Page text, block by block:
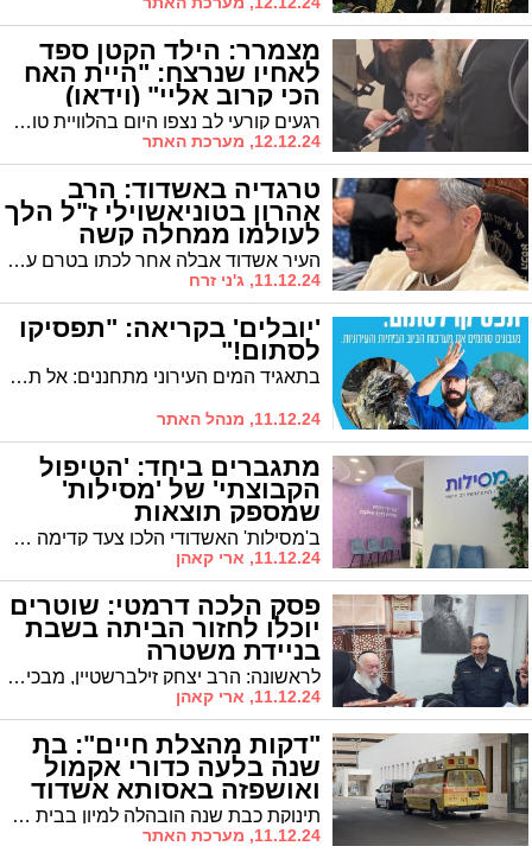
מצמרר: הילד הקטן ספד
לאחיו שנרצח: "היית האח
הכי קרוב אליי" (וידאו)
רגעים קורעי לב נצפו היום בהלוויית טוביה שמחה בן ה-12 הי"ד שנרצח אמש בפיגוע בגוש עציון. אחיו הצעיר קרע 'קריעה' ובדמעות נפרד מאחיו האהוב. "אח שלי היקר, היית האח הכי קרוב אליי," אמר האח הצעיר בקול רועד. "תתפלל עליי, ועל כל המשפחה"
12.12.24, מערכת האתר
טרגדיה באשדוד: הרב
אהרון בטוניאשוילי ז"ל הלך
לעולמו ממחלה קשה
העיר אשדוד אבלה אחר לכתו בטרם עת של הרב אהרון בטוניאשוילי ז"ל שהלך לעולמו השבוע לאחר מאבק במחלה קשה. בני משפחתו מספרים כי "אהרון ז"ל היה איש של תורה, מתן בסתר, אוהב שלום ורודף שלום"
11.12.24, ג'ני זרח
'יובלים' בקריאה: "תפסיקו
לסתום!"
בתאגיד המים העירוני מתחננים: אל תסתמו את מערכת הביוב וההולכה העירונית באמצעות השכלת מגבונים לאסלה!
11.12.24, מנהל האתר
מתגברים ביחד: 'הטיפול
הקבוצתי' של 'מסילות'
שמספק תוצאות
ב'מסילות' האשדודי הלכו צעד קדימה עם הקבוצות הטיפוליות. "כשמתמודדים יחד, השיפור הוא עצום והוא מושג תוך זמן קצר" אומרים ב'מסילות' | למי מיועדת הקבוצה הטיפולית והאם היא מתאימה לכל אחד?
11.12.24, ארי קאהן
פסק הלכה דרמטי: שוטרים
יוכלו לחזור הביתה בשבת
בניידת משטרה
לראשונה: הרב יצחק זילברשטיין, מבכירי הפוסקים בישראל, מתיר לשוטרים לנסוע בניידת בתום משמרת שבת. הנימוק: הנסיעה הביתה נחשבת להמשך הפעילות המבצעית, שכן השוטר ממשיך לפקח על הביטחון גם בדרכו הביתה
11.12.24, ארי קאהן
"דקות מהצלת חיים": בת
שנה בלעה כדורי אקמול
ואושפזה באסותא אשדוד
תינוקת כבת שנה הובהלה למיון בבית החולים אסותא אשדוד לאחר שבלעה מספר כדורי אקמול במהלך משחק באריזת התרופות. למרות שהוריה הצליחו לשלוף חלק מהכדורים מפיה, היא החלה להקיא ולגלות סימני ישנוניות מספר שעות לאחר מכן
11.12.24, מערכת האתר